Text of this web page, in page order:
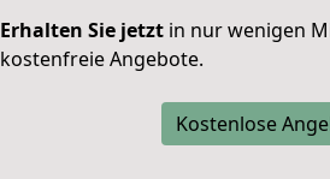
Erhalten Sie jetzt in nur wenigen
kostenfreie Angebote.
Kostenlose